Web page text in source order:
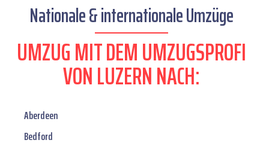
Nationale & internationale Umzüge
UMZUG MIT DEM UMZUGSPROFI
VON LUZERN NACH:
Aberdeen
Bedford